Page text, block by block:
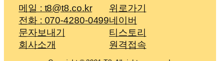
메일 : t8@t8.co.kr
전화 : 070-4280-0499
문자보내기
회사소개
위로가기
네이버
티스토리
원격접속